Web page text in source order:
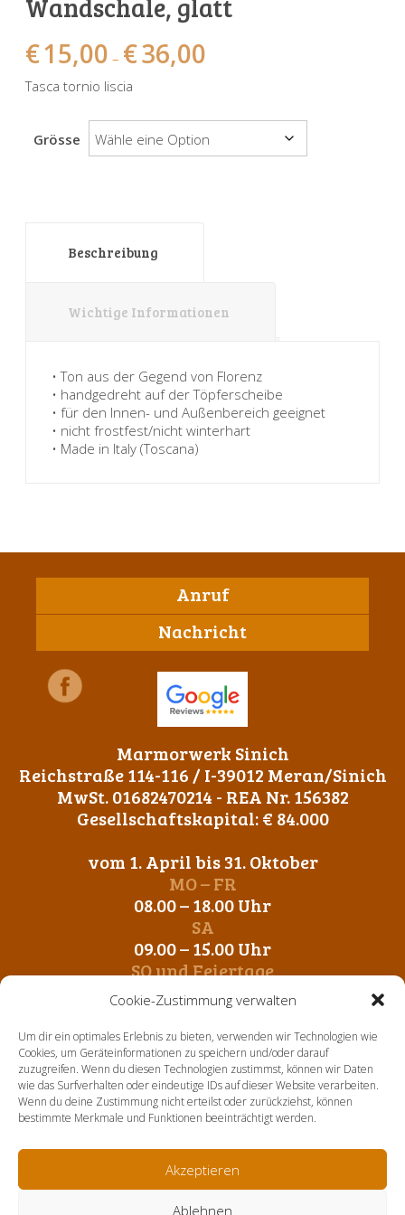
Cookie-Zustimmung verwalten
Um dir ein optimales Erlebnis zu bieten, verwenden wir Technologien wie
Cookies, um Geräteinformationen zu speichern und/oder darauf
zuzugreifen. Wenn du diesen Technologien zustimmst, können wir Daten
wie das Surfverhalten oder eindeutige IDs auf dieser Website verarbeiten.
Wenn du deine Zustimmung nicht erteilst oder zurückziehst, können
bestimmte Merkmale und Funktionen beeinträchtigt werden.
Akzeptieren
Ablehnen
Wandschale, glatt
€15,00 – €36,00
Tasca tornio liscia
Grösse
Beschreibung
Wichtige Informationen
• Ton aus der Gegend von Florenz
• handgedreht auf der Töpferscheibe
• für den Innen- und Außenbereich geeignet
• nicht frostfest/nicht winterhart
• Made in Italy (Toscana)
Anruf
Nachricht
Marmorwerk Sinich
Reichstraße 114-116 / I-39012 Meran/Sinich
MwSt. 01682470214 - REA Nr. 156382
Gesellschaftskapital: € 84.000
vom 1. April bis 31. Oktober
MO – FR
08.00 – 18.00 Uhr
SA
09.00 – 15.00 Uhr
SO und Feiertage
Geschlossen
vom 1. November bis 31. März
MO – FR
09.00 – 12.00 Uhr
14. 00 – 17.00 Uhr
SA-SO und Feiertage
Über uns Aktuelles
Kontakt
Sonnenuhren
Spardosen
Verschiedene
Vögel
Windlichter
Verschiedene
Wandschalen
Sockel + Säulen
Tierfiguren
Meeresbewohner
Schildkröten
Schnecken
Schweine + Wildschweine
Utensilien
Zwiebel- + Knoblauchtöpfe